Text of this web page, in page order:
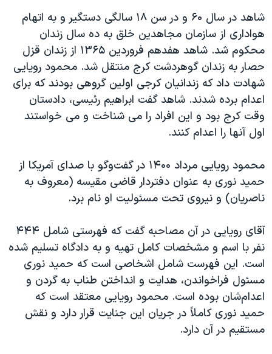
اعتراضات مردمی آبان ۹۸
اسرائیل در جنگ
نرگس محمدی برنده جایزه نوبل صلح
همایش محافظه‌کاران آمریکا «سی‌پک»
صفحه‌های ویژه
سفر پرزیدنت ترامپ به چین
شاهد در سال ۶۰ و در سن ۱۸ سالگی دستگیر و به اتهام
هواداری از سازمان مجاهدین خلق به ده سال زندان
محکوم شد. شاهد هفدهم فروردین ۱۳۶۵ از زندان قزل
حصار به زندان گوهردشت کرج منتقل شد. محمود رویایی
شهادت داد که زندانیان کرجی اولین گروهی بودند که برای
اعدام برده شدند. شاهد گفت ابراهیم رئیسی، دادستان
وقت کرج بود و این افراد را می شناخت و می خواستند
اول آنها را اعدام کنند.
محمود رویایی مرداد ۱۴۰۰ در گفت‌وگو با صدای آمریکا از
حمید نوری به عنوان دفتردار قاضی مقیسه (معروف به
ناصریان) و نیروی تحت مسئولیت او نام برد.
آقای رویایی در آن مصاحبه گفت که فهرستی شامل ۴۴۴
نفر با اسم و مشخصات کامل تهیه و به دادگاه تسلیم شده
است. این فهرست شامل اشخاصی است که حمید نوری
مسئول فراخواندن، هدایت و انداختن طناب به گردن و
اعدام‌شان بوده است. محمود رویایی معتقد است که
حمید نوری کاملاً در جریان این جنایت قرار دارد و نقش
مستقیم در آن دارد.